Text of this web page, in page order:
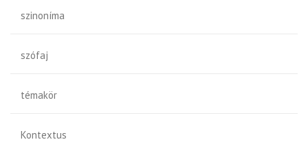
szinoníma
szófaj
témakör
Kontextus